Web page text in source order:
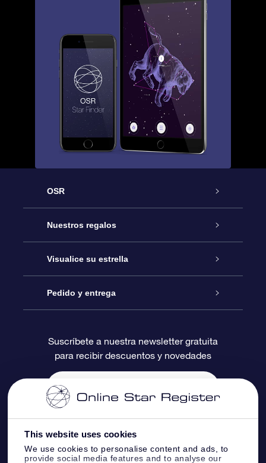
This website uses cookies
We use cookies to personalise content and ads, to
provide social media features and to analyse our
OSR
Atención
Contáctanos
Blog
Reseñas
Nuestros regalos
Regalo Estrella Online
Paquete de Regalo OSR
Tarjeta de Regalo OSR
Regalos empresariales
Visualice su estrella
Registro estelar
Página de Estrella Personalizada
Un Millón de Estrellas
Aplicación de RV Llévame a las estrellas
Pedido y entrega
Información de Pago
Información de Envío
Constelaciones
Suscríbete a nuestra newsletter gratuita
para recibir descuentos y novedades